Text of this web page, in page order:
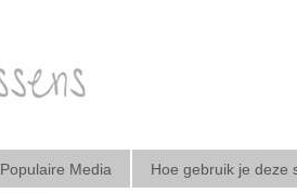
Populaire Media Hoe gebruik je deze